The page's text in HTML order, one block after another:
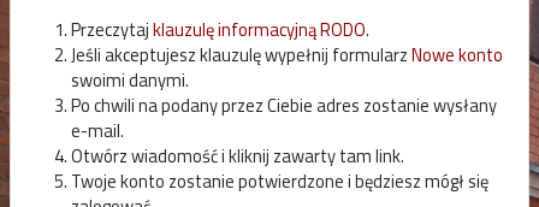
Przeczytajklauzulę informacyjną RODO.
Jeśli akceptujesz klauzulę wypełnij formularzNowe konto
swoimi danymi.
Po chwili na podany przez Ciebie adres zostanie wysłany
e-mail.
Otwórz wiadomość i kliknij zawarty tam link.
Twoje konto zostanie potwierdzone i będziesz mógł się